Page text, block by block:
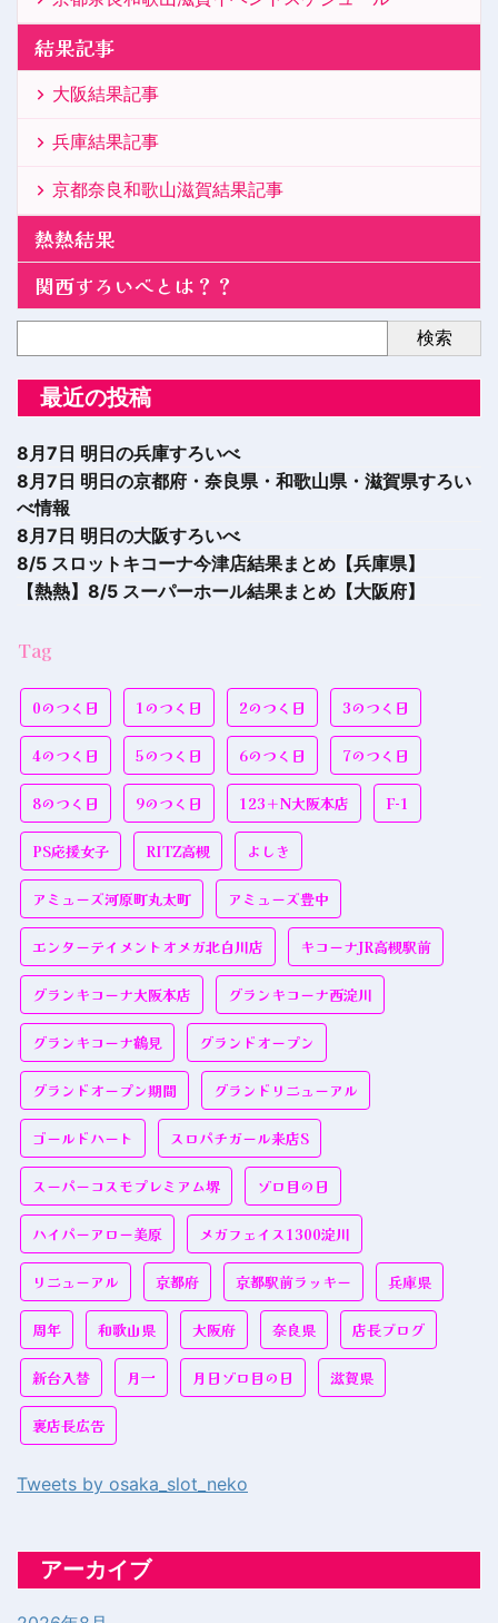
結果記事
大阪結果記事
兵庫結果記事
京都奈良和歌山滋賀結果記事
熱熱結果
関西すろいべとは？？
検索
最近の投稿
8月7日 明日の兵庫すろいべ
8月7日 明日の京都府・奈良県・和歌山県・滋賀県すろい
べ情報
8月7日 明日の大阪すろいべ
8/5 スロットキコーナ今津店結果まとめ【兵庫県】
【熱熱】8/5 スーパーホール結果まとめ【大阪府】
Tag
0のつく日 1のつく日 2のつく日 3のつく日
4のつく日 5のつく日 6のつく日 7のつく日
8のつく日 9のつく日 123＋N大阪本店 F-1
PS応援女子 RITZ高槻 よしき
アミューズ河原町丸太町 アミューズ豊中
エンターテイメントオメガ北白川店 キコーナJR高槻駅前
グランキコーナ大阪本店 グランキコーナ西淀川
グランキコーナ鶴見 グランドオープン
グランドオープン期間 グランドリニューアル
ゴールドハート スロパチガール来店S
スーパーコスモプレミアム堺 ゾロ目の日
ハイパーアロー美原 メガフェイス1300淀川
リニューアル 京都府 京都駅前ラッキー 兵庫県
周年 和歌山県 大阪府 奈良県 店長ブログ
新台入替 月一 月日ゾロ目の日 滋賀県
裏店長広告
Tweets by osaka_slot_neko
アーカイブ